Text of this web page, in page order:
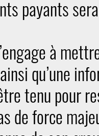
payants
à
qu’une
tenu pour
de force